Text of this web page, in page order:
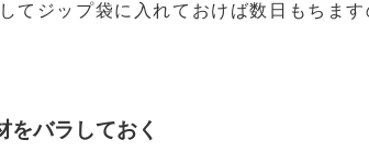
てジップ袋に入れておけば数日もちま
をバラしておく